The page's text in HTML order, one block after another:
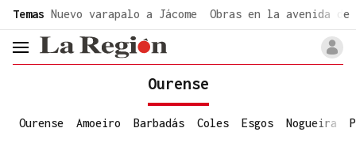
Temas Nuevo varapalo a Jácome Obras en la avenida de
header.menu.open
Ourense
Ourense Amoeiro Barbadás Coles Esgos Nogueira